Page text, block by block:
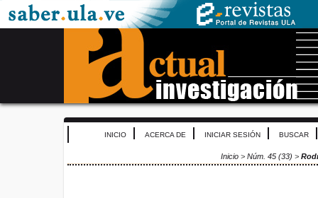
INICIO ACERCA DE INICIAR SESIÓN BUSCAR
Inicio > Núm. 45 (33) >